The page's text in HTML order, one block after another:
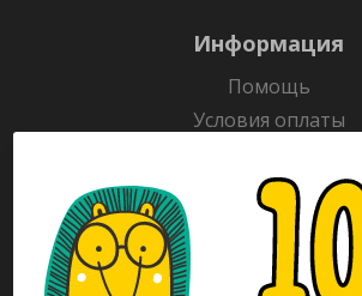
Информация
Помощь
Условия оплаты
Гарантия на товар
Раскраски
Рекламодателям